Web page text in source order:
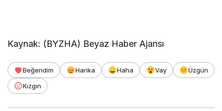
Kaynak: (BYZHA) Beyaz Haber Ajansı
Beğendim Harika Haha Vay
Üzgün
Kızgın